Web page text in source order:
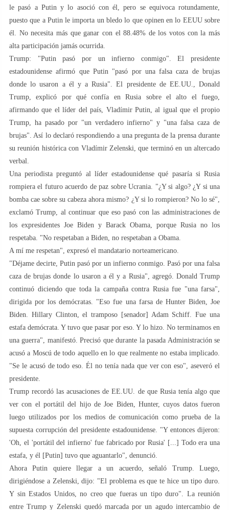
le pasó a Putin y lo asoció con él, pero se equivoca rotundamente,
puesto que a Putin le importa un bledo lo que opinen en lo EEUU sobre
él. No necesita más que ganar con el 88.48% de los votos con la más
alta participación jamás ocurrida.
Trump: "Putin pasó por un infierno conmigo". El presidente
estadounidense afirmó que Putin "pasó por una falsa caza de brujas
donde lo usaron a él y a Rusia". El presidente de EE.UU., Donald
Trump, explicó por qué confía en Rusia sobre el alto el fuego,
afirmando que el líder del país, Vladímir Putin, al igual que el propio
Trump, ha pasado por "un verdadero infierno" y "una falsa caza de
brujas". Así lo declaró respondiendo a una pregunta de la prensa durante
su reunión histórica con Vladímir Zelenski, que terminó en un altercado
verbal.
Una periodista preguntó al líder estadounidense qué pasaría si Rusia
rompiera el futuro acuerdo de paz sobre Ucrania. "¿Y si algo? ¿Y si una
bomba cae sobre su cabeza ahora mismo? ¿Y si lo rompieron? No lo sé",
exclamó Trump, al continuar que eso pasó con las administraciones de
los expresidentes Joe Biden y Barack Obama, porque Rusia no los
respetaba. "No respetaban a Biden, no respetaban a Obama.
A mí me respetan", expresó el mandatario norteamericano.
"Déjame decirte, Putin pasó por un infierno conmigo. Pasó por una falsa
caza de brujas donde lo usaron a él y a Rusia", agregó. Donald Trump
continuó diciendo que toda la campaña contra Rusia fue "una farsa",
dirigida por los demócratas. "Eso fue una farsa de Hunter Biden, Joe
Biden. Hillary Clinton, el tramposo [senador] Adam Schiff. Fue una
estafa demócrata. Y tuvo que pasar por eso. Y lo hizo. No terminamos en
una guerra", manifestó. Precisó que durante la pasada Administración se
acusó a Moscú de todo aquello en lo que realmente no estaba implicado.
"Se le acusó de todo eso. Él no tenía nada que ver con eso", aseveró el
presidente.
Trump recordó las acusaciones de EE.UU. de que Rusia tenía algo que
ver con el portátil del hijo de Joe Biden, Hunter, cuyos datos fueron
luego utilizados por los medios de comunicación como prueba de la
supuesta corrupción del presidente estadounidense. "Y entonces dijeron:
'Oh, el 'portátil del infierno' fue fabricado por Rusia' [...] Todo era una
estafa, y él [Putin] tuvo que aguantarlo", denunció.
Ahora Putin quiere llegar a un acuerdo, señaló Trump. Luego,
dirigiéndose a Zelenski, dijo: "El problema es que te hice un tipo duro.
Y sin Estados Unidos, no creo que fueras un tipo duro". La reunión
entre Trump y Zelenski quedó marcada por un agudo intercambio de